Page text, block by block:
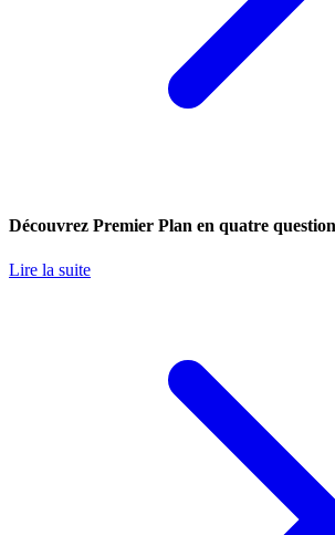
Découvrez Premier Plan en quatre
Lire la suite